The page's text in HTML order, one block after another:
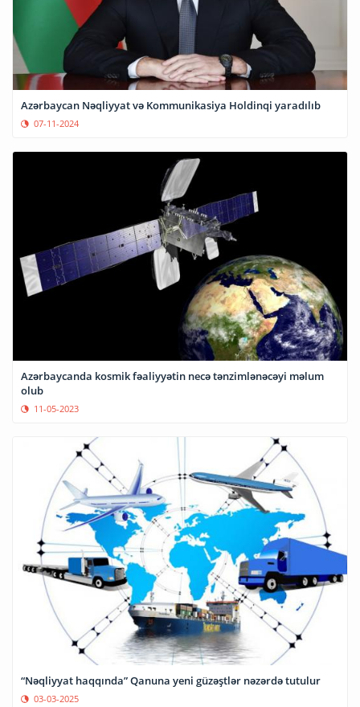
Azərbaycan Nəqliyyat və Kommunikasiya Holdinqi yaradılıb
07-11-2024
Azərbaycanda kosmik fəaliyyətin necə tənzimlənəcəyi məlum
olub
11-05-2023
“Nəqliyyat haqqında” Qanuna yeni güzəştlər nəzərdə tutulur
03-03-2025